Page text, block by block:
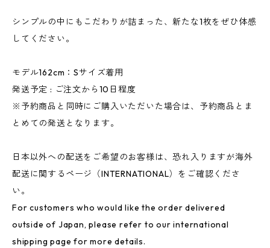
シンプルの中にもこだわりが詰まった、新たな1枚をぜひ体感
してください。
モデル162cm：Sサイズ着用
発送予定 : ご注文から10日程度
※予約商品と同時にご購入いただいた場合は、予約商品とま
とめての発送となります。
日本以外への配送をご希望のお客様は、恐れ入りますが海外
配送に関するページ（INTERNATIONAL）をご確認くださ
い。
For customers who would like the order delivered
outside of Japan, please refer to our international
shipping page for more details.